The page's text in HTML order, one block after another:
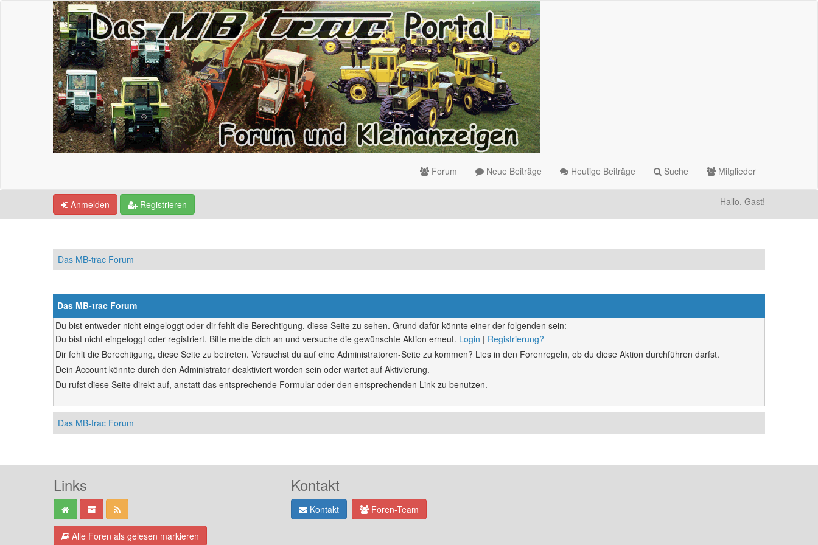
Forum Neue Beiträge Heutige Beiträge Suche Mitglieder
Anmelden Registrieren Hallo, Gast!
Das MB-trac Forum
Das MB-trac Forum
Du bist entweder nicht eingeloggt oder dir fehlt die Berechtigung, diese Seite zu sehen. Grund dafür könnte einer der folgenden sein:
Du bist nicht eingeloggt oder registriert. Bitte melde dich an und versuche die gewünschte Aktion erneut. Login | Registrierung?
Dir fehlt die Berechtigung, diese Seite zu betreten. Versuchst du auf eine Administratoren-Seite zu kommen? Lies in den Forenregeln, ob du diese Aktion durchführen darfst.
Dein Account könnte durch den Administrator deaktiviert worden sein oder wartet auf Aktivierung.
Du rufst diese Seite direkt auf, anstatt das entsprechende Formular oder den entsprechenden Link zu benutzen.
Das MB-trac Forum
Links
Alle Foren als gelesen markieren
Kontakt
Kontakt Foren-Team